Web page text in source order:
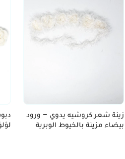
زينة شعر كروشيه يدوي – ورود
بيضاء مزينة بالخيوط الوبرية